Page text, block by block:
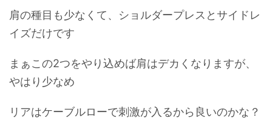
肩の種目も少なくて、ショルダープレスとサイドレ
イズだけです
まぁこの2つをやり込めば肩はデカくなりますが、
やはり少なめ
リアはケーブルローで刺激が入るから良いのかな？